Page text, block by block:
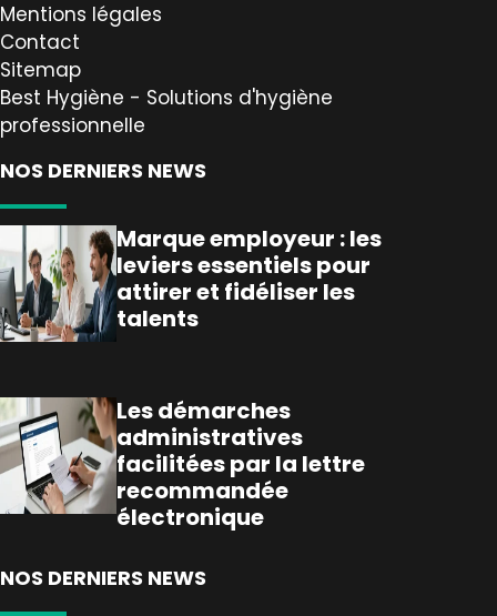
Mentions légales
Contact
Sitemap
Best Hygiène - Solutions d'hygiène
professionnelle
NOS DERNIERS NEWS
Marque employeur : les
leviers essentiels pour
attirer et fidéliser les
talents
Les démarches
administratives
facilitées par la lettre
recommandée
électronique
NOS DERNIERS NEWS